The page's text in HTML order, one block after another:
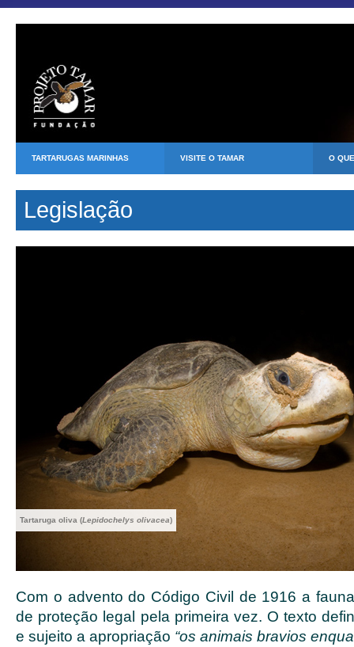
TARTARUGAS MARINHAS VISITE O TAMAR O
Legislação
Tartaruga oliva (Lepidochelys olivacea)
Com o advento do Código Civil de 1916 a
de proteção legal pela primeira vez. O texto
e sujeito a apropriação “os animais bravios